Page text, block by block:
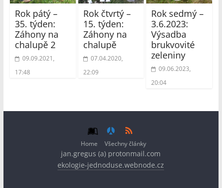
Rok pátý –
35. týden:
Záhony na
chalupě 2
09.09.2021,
17:48
Rok čtvrtý –
15. týden:
Záhony na
chalupě
07.04.2020,
22:09
Rok sedmý –
3.6.2023:
Výsadba
brukvovité
zeleniny
09.06.2023,
20:04
Home Všechny články
jan.gregus (a) protonmail.com
ekologie-jednoduse.webnode.cz